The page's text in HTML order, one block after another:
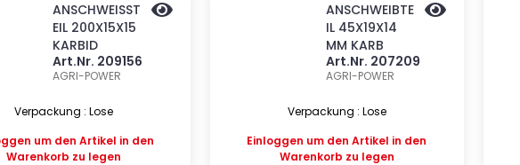
ANSCHWEISST
EIL 200X15X15
KARBID
Art.Nr. 209156
AGRI-POWER
Verpackung : Lose
um den Artikel in den
Warenkorb zu legen
ANSCHWEIBTE
IL 45X19X14
MM KARB
Art.Nr. 207209
AGRI-POWER
Verpackung : Lose
Einloggen um den Artikel in den
Warenkorb zu legen